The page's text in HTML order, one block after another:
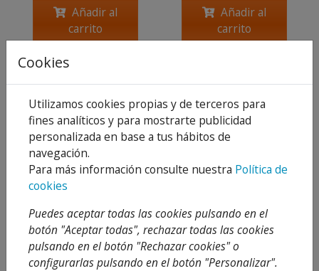
Añadir al
carrito
Añadir al
carrito
A-72 CODO LISO CON
ROSCA CROMO
Desde
35 %
Añadir al
carrito
A-35 ACOPLAMIENTO
PARED 180 MM SIFON
Desde
8,09 €
35 %
Añadir al
carrito
Cookies
Utilizamos cookies propias y de terceros para
fines analíticos y para mostrarte publicidad
personalizada en base a tus hábitos de
navegación.
Para más información consulte nuestra Política de
cookies
Puedes aceptar todas las cookies pulsando en el
botón "Aceptar todas", rechazar todas las cookies
pulsando en el botón "Rechazar cookies" o
configurarlas pulsando en el botón "Personalizar".